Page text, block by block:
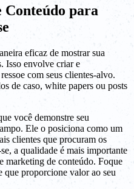
para
eficaz de mostrar sua
Isso envolve criar e
com seus clientes-alvo.
de caso, white papers ou posts
você demonstre seu
Ele o posiciona como um
clientes que procuram os
a qualidade é mais importante
marketing de conteúdo. Foque
que proporcione valor ao seu